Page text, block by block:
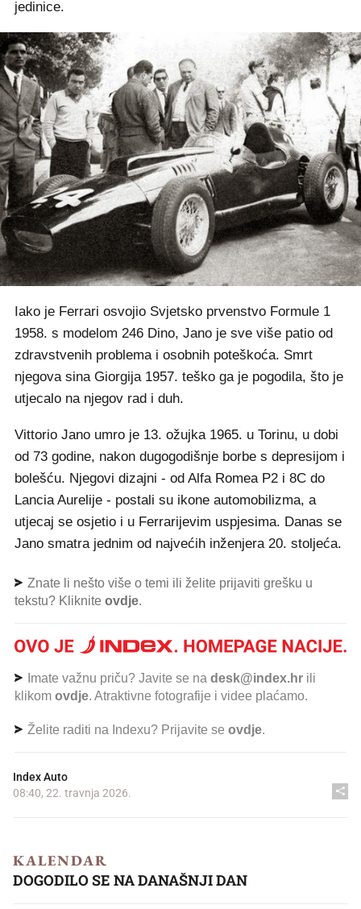
jedinice.
Iako je Ferrari osvojio Svjetsko prvenstvo Formule 1
1958. s modelom 246 Dino, Jano je sve više patio od
zdravstvenih problema i osobnih poteškoća. Smrt
njegova sina Giorgija 1957. teško ga je pogodila, što je
utjecalo na njegov rad i duh.
Vittorio Jano umro je 13. ožujka 1965. u Torinu, u dobi
od 73 godine, nakon dugogodišnje borbe s depresijom i
bolešću. Njegovi dizajni - od Alfa Romea P2 i 8C do
Lancia Aurelije - postali su ikone automobilizma, a
utjecaj se osjetio i u Ferrarijevim uspjesima. Danas se
Jano smatra jednim od najvećih inženjera 20. stoljeća.
Znate li nešto više o temi ili želite prijaviti grešku u
tekstu? Kliknite ovdje.
Imate važnu priču? Javite se na desk@index.hr ili
klikom ovdje. Atraktivne fotografije i videe plaćamo.
Želite raditi na Indexu? Prijavite se ovdje.
Index Auto
08:40, 22. travnja 2026.
KALENDAR
DOGODILO SE NA DANAŠNJI DAN